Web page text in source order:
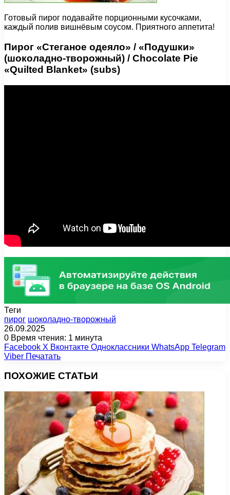
Готовый пирог подавайте порционными кусочками,
каждый полив вишнёвым соусом. Приятного аппетита!
Пирог «Стеганое одеяло» / «Подушки»
(шоколадно-творожный) / Chocolate Pie
«Quilted Blanket» (subs)
Теги
пирог шоколадно-творожный
26.09.2025
0 Время чтения: 1 минута
Facebook X Вконтакте Одноклассники WhatsApp Telegram
Viber Печатать
ПОХОЖИЕ СТАТЬИ